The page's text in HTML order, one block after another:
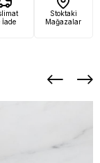
İade
Stoktaki
Mağazalar